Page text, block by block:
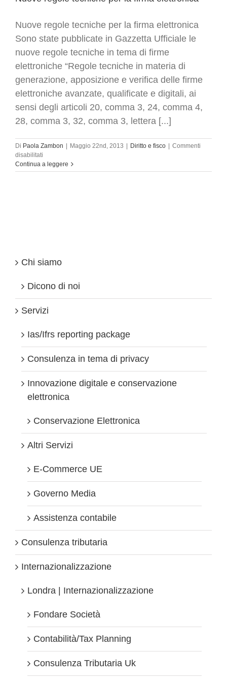
Nuove regole tecniche per la firma elettronica
Sono state pubblicate in Gazzetta Ufficiale le
nuove regole tecniche in tema di firme
elettroniche “Regole tecniche in materia di
generazione, apposizione e verifica delle firme
elettroniche avanzate, qualificate e digitali, ai
sensi degli articoli 20, comma 3, 24, comma 4,
28, comma 3, 32, comma 3, lettera [...]
Di Paola Zambon Maggio 22nd, 2013 Diritto e fisco
Commenti
disabilitati
Nuove
regole
Continua a leggere
Chi siamo
Dicono di noi
Servizi
Ias/Ifrs reporting package
Consulenza in tema di privacy
Innovazione digitale e conservazione
elettronica
Conservazione Elettronica
Altri Servizi
E-Commerce UE
Governo Media
Assistenza contabile
Consulenza tributaria
Internazionalizzazione
Londra | Internazionalizzazione
Fondare Società
Contabilità/Tax Planning
Consulenza Tributaria Uk